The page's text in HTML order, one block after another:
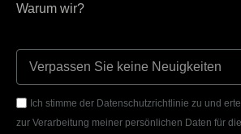
Warum wir?
Ich stimme der Datenschutzrichtlinie zu und
zur Verarbeitung meiner persönlichen Daten für